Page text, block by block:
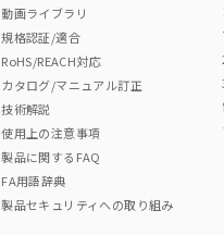
動画ライブラリ
規格認証/適合
RoHS/REACH対応
カタログ/マニュアル訂正
技術解説
使用上の注意事項
製品に関するFAQ
FA用語辞典
製品セキュリティへの取り組み